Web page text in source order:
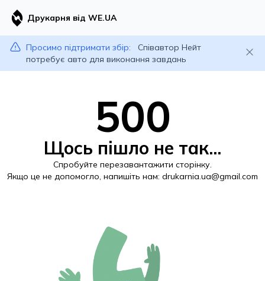
Друкарня від WE.UA
Просимо підтримати збір:
Співавтор Нейт
потребує авто для виконання завдань
500
Щось пішло не так...
Спробуйте перезавантажити сторінку.
Якщо це не допомогло, напишіть нам: drukarnia.ua@gmail.com